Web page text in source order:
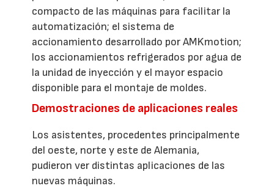
compacto de las máquinas para facilitar la
automatización; el sistema de
accionamiento desarrollado por AMKmotion;
los accionamientos refrigerados por agua de
la unidad de inyección y el mayor espacio
disponible para el montaje de moldes.
Demostraciones de aplicaciones reales
Los asistentes, procedentes principalmente
del oeste, norte y este de Alemania,
pudieron ver distintas aplicaciones de las
nuevas máquinas.